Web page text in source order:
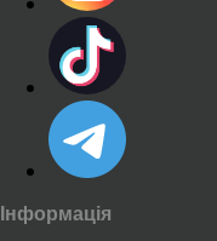
Інформація